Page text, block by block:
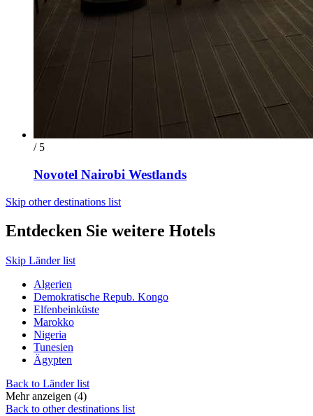
/ 5
Novotel Nairobi Westlands
Skip other destinations list
Entdecken Sie weitere Hotels
Skip Länder list
Algerien
Demokratische Repub. Kongo
Elfenbeinküste
Marokko
Nigeria
Tunesien
Ägypten
Back to Länder list
Mehr anzeigen (4)
Back to other destinations list